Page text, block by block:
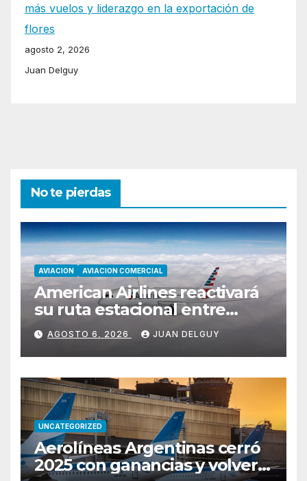
más vuelos y liderazgo en la exportación de
flores
agosto 2, 2026
Juan Delguy
No te pierdas
AVIACION AVIACION COMERCIAL
American Airlines reactivará
su ruta estacional entre
Miami y Montevideo con
vuelos diarios
AGOSTO 6, 2026 JUAN DELGUY
UNCATEGORIZED
Aerolíneas Argentinas cerró
2025 con ganancias y volverá